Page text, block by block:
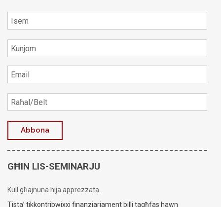
GĦIN LIS-SEMINARJU
Kull għajnuna hija apprezzata.
Tista’ tikkontribwixxi finanzjarjament billi tagħfas hawn